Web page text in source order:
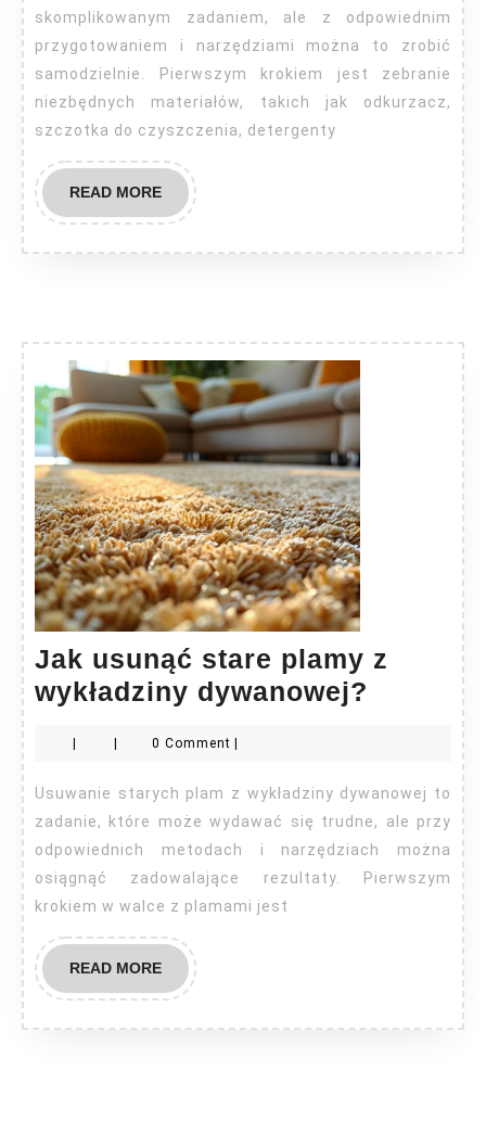
skomplikowanym zadaniem, ale z odpowiednim
przygotowaniem i narzędziami można to zrobić
samodzielnie. Pierwszym krokiem jest zebranie
niezbędnych materiałów, takich jak odkurzacz,
szczotka do czyszczenia, detergenty
READ MOREREAD
MORE
Jak usunąć stare plamy z
wykładziny dywanowej?
usunąć
plamy
z
0 Comment
Usuwanie starych plam z wykładziny dywanowej to
zadanie, które może wydawać się trudne, ale przy
odpowiednich metodach i narzędziach można
osiągnąć zadowalające rezultaty. Pierwszym
krokiem w walce z plamami jest
READ MOREREAD
MORE